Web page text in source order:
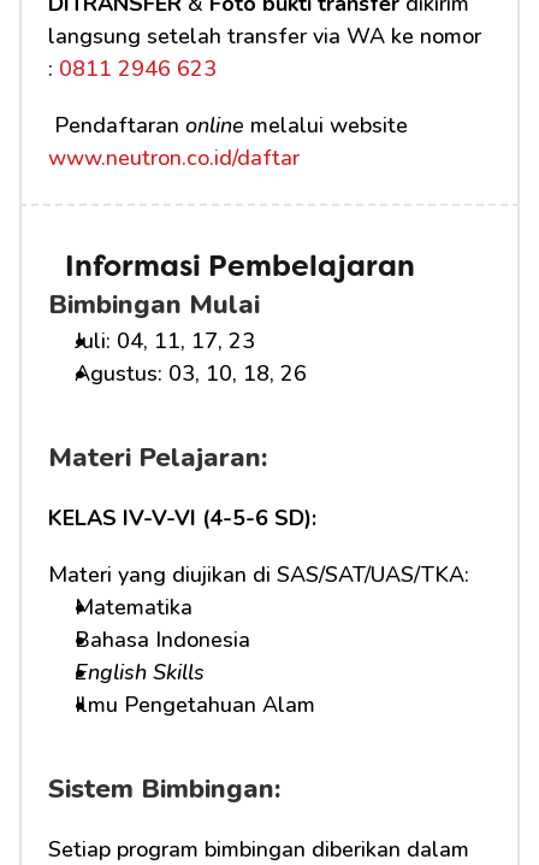
langsung setelah transfer via WA ke nomor
: 0811 2946 623
Pendaftaran online
www.neutron.co.id/daftar
Informasi Pembelajaran
Bimbingan Mulai
Juli: 04, 11, 17, 23
Agustus: 03, 10, 18, 26
Materi Pelajaran:
KELAS IV-V-VI (4-5-6 SD):
Materi yang diujikan di SAS/SAT/UAS/TKA:
Matematika
Bahasa Indonesia
English Skills
Ilmu Pengetahuan Alam
Sistem Bimbingan:
Setiap program bimbingan diberikan dalam